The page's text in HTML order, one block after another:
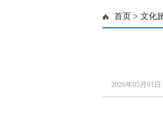
首页 > 文化
2026年05月01日